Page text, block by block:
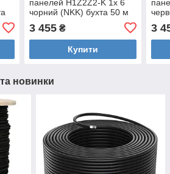
панелей H1Z2Z2-K 1x 6
чорний (NKK) бухта 50 м
3 455₴
Купити
3
та новинки